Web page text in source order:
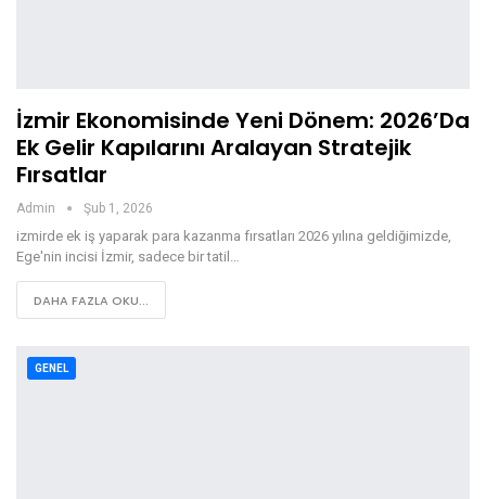
İzmir Ekonomisinde Yeni Dönem: 2026’da
Ek Gelir Kapılarını Aralayan Stratejik
Fırsatlar
Admin Şub 1, 2026
izmirde ek iş yaparak para kazanma fırsatları 2026 yılına geldiğimizde,
Ege'nin incisi İzmir, sadece bir tatil…
DAHA FAZLA OKU...
GENEL